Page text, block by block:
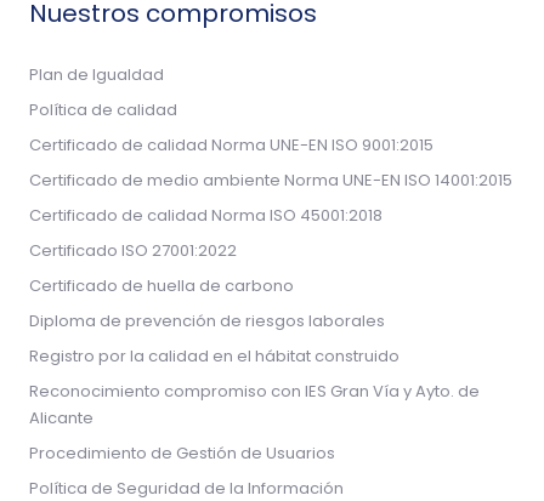
Nuestros compromisos
Plan de Igualdad
Política de calidad
Certificado de calidad Norma UNE-EN ISO 9001:2015
Certificado de medio ambiente Norma UNE-EN ISO 14001:2015
Certificado de calidad Norma ISO 45001:2018
Certificado ISO 27001:2022
Certificado de huella de carbono
Diploma de prevención de riesgos laborales
Registro por la calidad en el hábitat construido
Reconocimiento compromiso con IES Gran Vía y Ayto. de
Alicante
Procedimiento de Gestión de Usuarios
Política de Seguridad de la Información